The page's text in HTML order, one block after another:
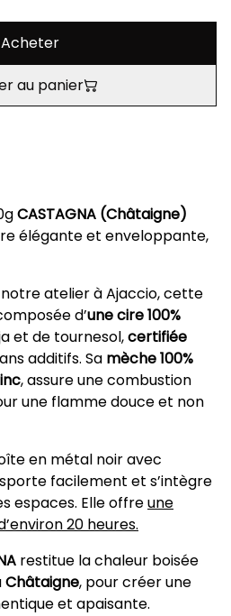
Acheter
au panier
CASTAGNA (Châtaigne)
élégante et enveloppante,
atelier à Ajaccio, cette
d’une cire 100%
et de tournesol,certifiée
additifs. Sa mèche 100%
, assure une combustion
une flamme douce et non
en métal noir avec
facilement et s’intègre
espaces. Elle offreune
20 heures.
restitue la chaleur boisée
Châtaigne, pour créer une
et apaisante.